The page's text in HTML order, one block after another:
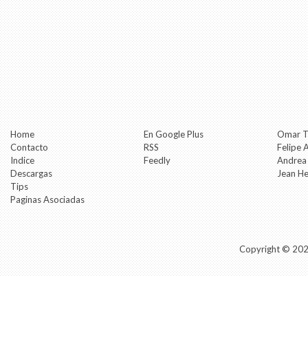
Home
Contacto
Indice
Descargas
Tips
Paginas Asociadas
En Google Plus
RSS
Feedly
Omar
Felipe
Andrea
Jean
Copyright ©